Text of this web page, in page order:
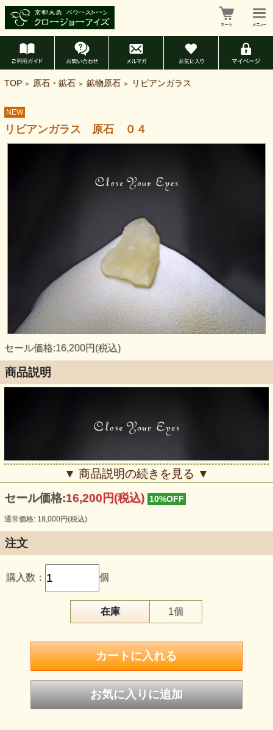
TOP > 原石・鉱石 > 鉱物原石 > リビアンガラス
NEW
リビアンガラス 原石 ０４
セール価格:16,200円(税込)
商品説明
リビア砂漠に隕石が落ち その瞬間に高温の熱により
生成されたイン朴ガラスの一つがこのリビアンガラスです
白濁した黄色が特徴的です 滑らかな質感で手に収まる
サイズなので瞑想のお供やお守りに良いかもしれませんね
是非この宇宙からの隕石によって生成されたインパクトガラ
スの
▼ 商品説明の続きを見る ▼
セール価格:16,200円(税込) 10%OFF
通常価格: 18,000円(税込)
注文
購入数： 個
在庫 1個